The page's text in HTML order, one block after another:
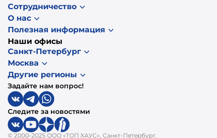
Сотрудничество
О нас
Полезная информация
Наши офисы
Санкт-Петербург
Москва
Другие регионы
Задайте нам вопрос!
Следите за новостями
© 2000-2025 ООО «ТОП ХАУС», Санкт-Петербург.